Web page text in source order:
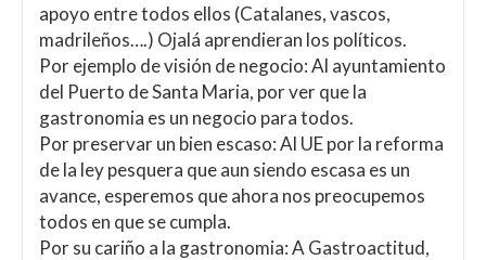
apoyo entre todos ellos (Catalanes, vascos,
madrileños….) Ojalá aprendieran los políticos.
Por ejemplo de visión de negocio: Al ayuntamiento
del Puerto de Santa Maria, por ver que la
gastronomia es un negocio para todos.
Por preservar un bien escaso: Al UE por la reforma
de la ley pesquera que aun siendo escasa es un
avance, esperemos que ahora nos preocupemos
todos en que se cumpla.
Por su cariño a la gastronomia: A Gastroactitud,